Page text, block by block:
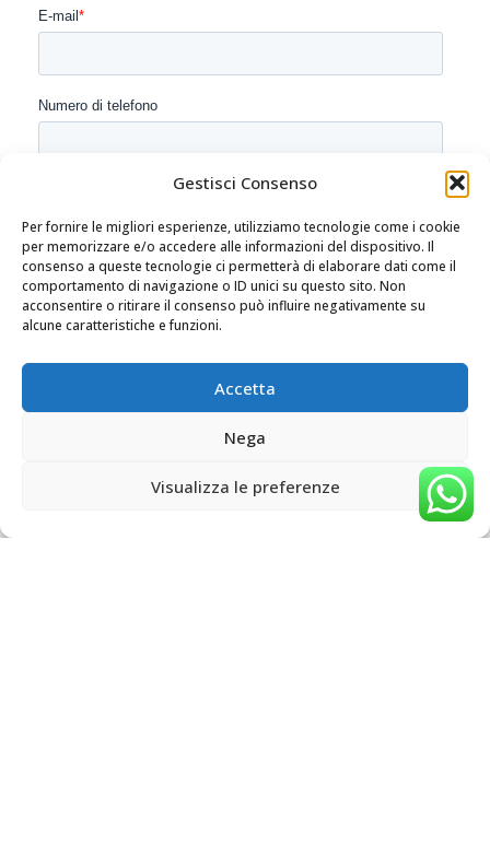
Gestisci Consenso
Per fornire le migliori esperienze, utilizziamo tecnologie come i cookie
per memorizzare e/o accedere alle informazioni del dispositivo. Il
consenso a queste tecnologie ci permetterà di elaborare dati come il
comportamento di navigazione o ID unici su questo sito. Non
acconsentire o ritirare il consenso può influire negativamente su
alcune caratteristiche e funzioni.
Accetta
Nega
Visualizza le preferenze